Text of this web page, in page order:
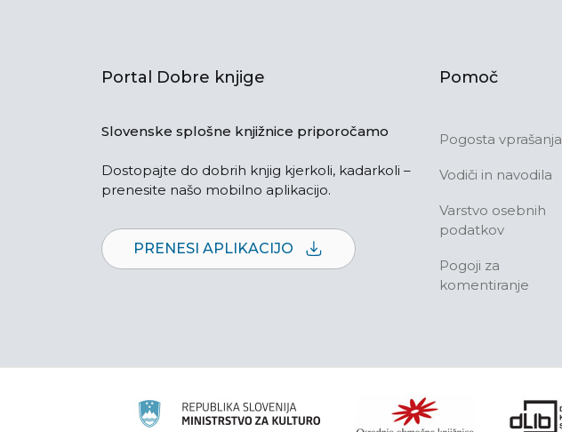
Portal Dobre knjige
Slovenske splošne knjižnice priporočamo
Dostopajte do dobrih knjig kjerkoli, kadarkoli –
prenesite našo mobilno aplikacijo.
PRENESI APLIKACIJO
Pomoč
Pogosta vprašanja
Vodiči in navodila
Varstvo osebnih
podatkov
Pogoji za
komentiranje